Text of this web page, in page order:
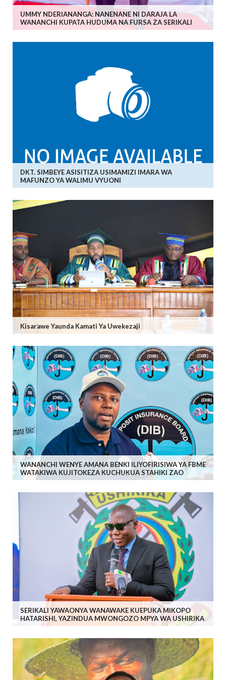
UMMY NDERIANANGA: NANENANE NI DARAJA LA
WANANCHI KUPATA HUDUMA NA FURSA ZA SERIKALI
DKT. SIMBEYE ASISITIZA USIMAMIZI IMARA WA
MAFUNZO YA WALIMU VYUONI
Kisarawe Yaunda Kamati Ya Uwekezaji
WANANCHI WENYE AMANA BENKI ILIYOFIRISIWA YA FBME
WATAKIWA KUJITOKEZA KUCHUKUA STAHIKI ZAO
SERIKALI YAWAONYA WANAWAKE KUEPUKA MIKOPO
HATARISHI, YAZINDUA MWONGOZO MPYA WA USHIRIKA